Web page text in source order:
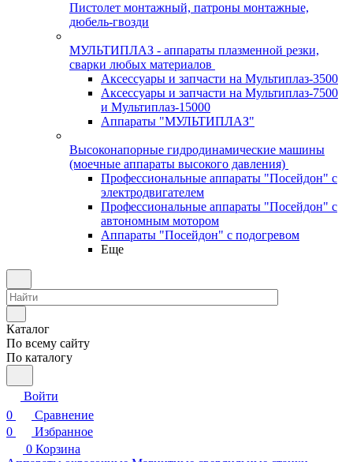
Пистолет монтажный, патроны монтажные,
дюбель-гвозди
МУЛЬТИПЛАЗ - аппараты плазменной резки,
сварки любых материалов
Аксессуары и запчасти на Мультиплаз-3500
Аксессуары и запчасти на Мультиплаз-7500
и Мультиплаз-15000
Аппараты "МУЛЬТИПЛАЗ"
Высоконапорные гидродинамические машины
(моечные аппараты высокого давления)
Профессиональные аппараты "Посейдон" с
электродвигателем
Профессиональные аппараты "Посейдон" с
автономным мотором
Аппараты "Посейдон" с подогревом
Еще
Каталог
По всему сайту
По каталогу
Войти
0
Сравнение
0
Избранное
0 Корзина